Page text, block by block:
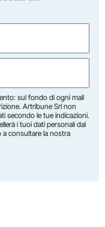
sul fondo di ogni mail
Artribune Srl non
secondo le tue indicazioni.
i tuoi dati personali dal
a consultare la nostra